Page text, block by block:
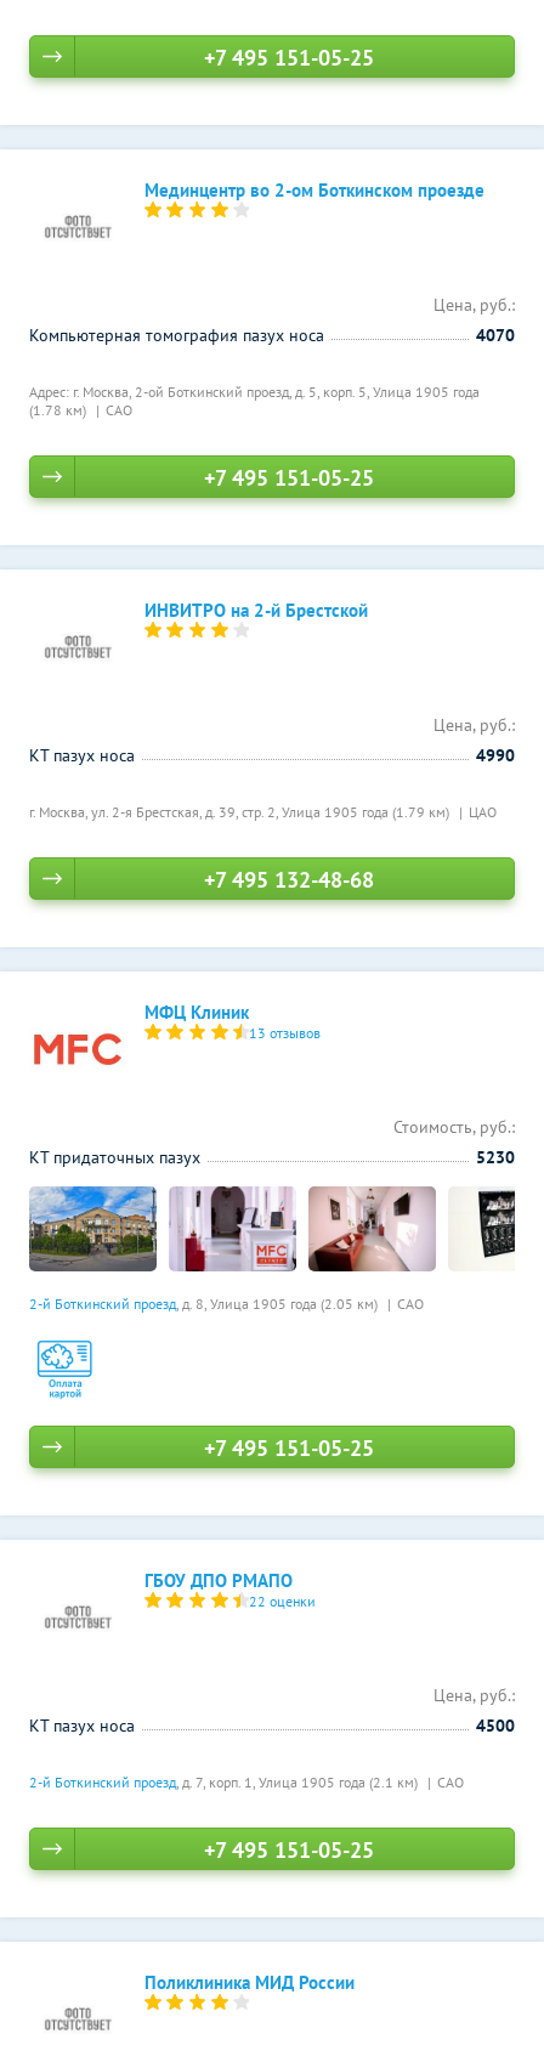
+7 495 151-05-25
Мединцентр во 2-ом Боткинском проезде
Адрес: г. Москва, 2-ой Боткинский проезд, д. 5, корп. 5, Улица 1905 года
(1.78 км)
САО
Цена, руб.:
Компьютерная томография пазух носа
4070
+7 495 151-05-25
ИНВИТРО на 2-й Брестской
г. Москва, ул. 2-я Брестская, д. 39, стр. 2, Улица 1905 года (1.79 км) ЦАО
Цена, руб.:
КТ пазух носа
4990
+7 495 132-48-68
МФЦ Клиник
13 отзывов
2-й Боткинский проезд, д. 8, Улица 1905 года (2.05 км) САО
Стоимость, руб.:
КТ придаточных пазух
5230
+7 495 151-05-25
ГБОУ ДПО РМАПО
22 оценки
2-й Боткинский проезд, д. 7, корп. 1, Улица 1905 года (2.1 км) САО
Цена, руб.:
КТ пазух носа
4500
+7 495 151-05-25
Поликлиника МИД России